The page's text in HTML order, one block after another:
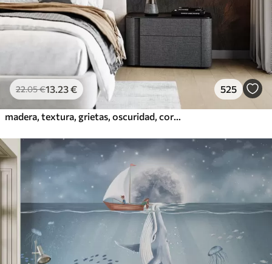
22.05€13 .23€ 525